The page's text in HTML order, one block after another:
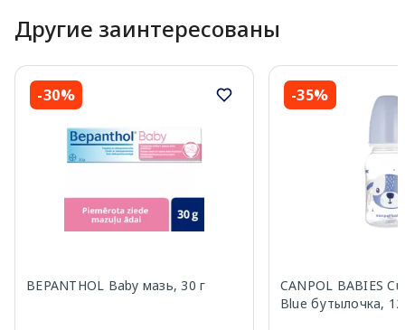
Другие заинтересованы
-30%
BEPANTHOL Baby мазь, 30 г
-35%
CANPOL BABIES
Blue бутылочка,